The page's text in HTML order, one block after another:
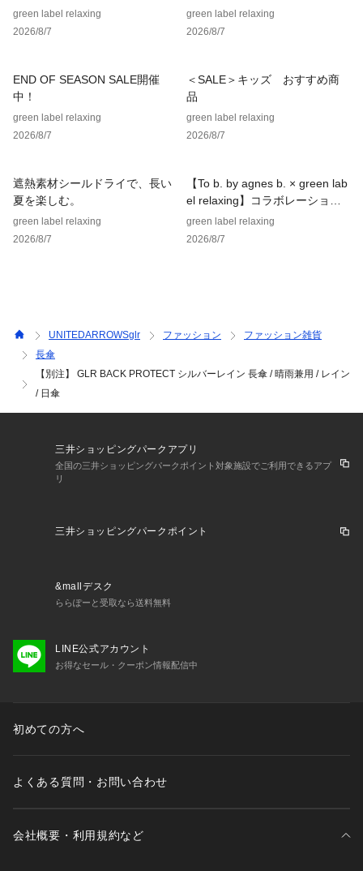
【注意事項】
※商品に「取り扱い上の注意書き」、「洗濯表示」がございま
※商品画像は、光の当たり具合やパソコンなどの閲覧環境によ
り、実際の色味と異なって見える場合がございます。あらかじ
めご了承ください。
※商品の色味の目安は、商品単体の画像をご参照ください。
品名：SC Wpc×GLR B/P LONG SLV 品番：31425990099
green label relaxing
2026/8/7
green label relaxing
2026/8/7
END OF SEASON SALE開催
中！
green label relaxing
2026/8/7
＜SALE＞キッズ おすすめ商
品
green label relaxing
2026/8/7
遮熱素材シールドライで、長い
夏を楽しむ。
green label relaxing
2026/8/7
【To b. by agnes b. × green lab
el relaxing】コラボレーション
アイテム
green label relaxing
2026/8/7
UNITEDARROWSglr ファッション
ファッション雑貨
長傘
【別注】 GLR BACK PROTECT シルバーレイン 長傘 / 晴雨兼用 / レイン
/ 日傘
三井ショッピングパークアプリ
全国の三井ショッピングパークポイント対象施設でご利用できるアプ
リ
三井ショッピングパークポイント
&mallデスク
ららぽーと受取なら送料無料
LINE公式アカウント
お得なセール・クーポン情報配信中
初めての方へ
よくある質問・お問い合わせ
会社概要・利用規約など